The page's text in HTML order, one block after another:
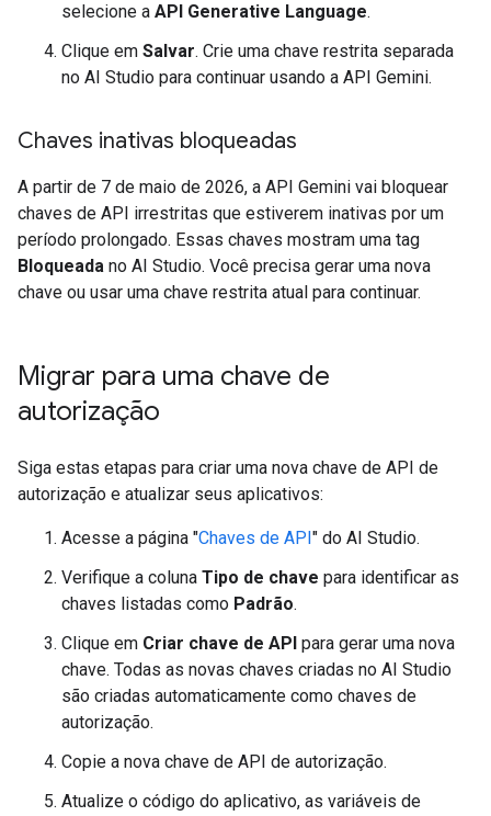
selecione a API Generative Language.
Clique em Salvar. Crie uma chave restrita separada
no AI Studio para continuar usando a API Gemini.
Chaves inativas bloqueadas
A partir de 7 de maio de 2026, a API Gemini vai bloquear
chaves de API irrestritas que estiverem inativas por um
período prolongado. Essas chaves mostram uma tag
Bloqueada no AI Studio. Você precisa gerar uma nova
chave ou usar uma chave restrita atual para continuar.
Migrar para uma chave de
autorização
Siga estas etapas para criar uma nova chave de API de
autorização e atualizar seus aplicativos:
Acesse a página "Chaves de API" do AI Studio.
Verifique a coluna Tipo de chave para identificar as
chaves listadas como Padrão.
Clique em Criar chave de API para gerar uma nova
chave. Todas as novas chaves criadas no AI Studio
são criadas automaticamente como chaves de
autorização.
Copie a nova chave de API de autorização.
Atualize o código do aplicativo, as variáveis de